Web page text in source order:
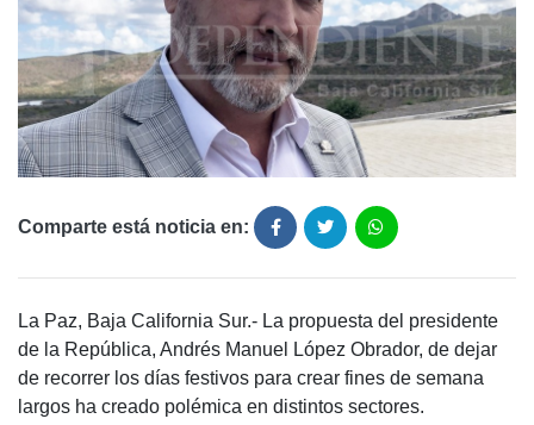
Comparte está noticia en:
La Paz, Baja California Sur.- La propuesta del presidente
de la República, Andrés Manuel López Obrador, de dejar
de recorrer los días festivos para crear fines de semana
largos ha creado polémica en distintos sectores.